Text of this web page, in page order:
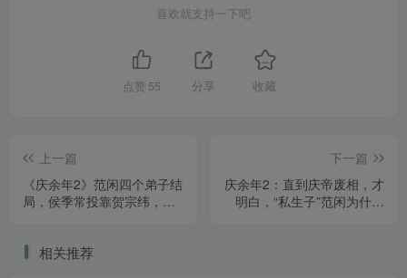
喜欢就支持一下吧
点赞 55 分享 收藏
上一篇
《庆余年2》范闲四个弟子结
局，侯季常投靠贺宗纬，杨
下一篇
庆余年2：直到庆帝废相，才
明白，“私生子”范闲为什么
相关推荐